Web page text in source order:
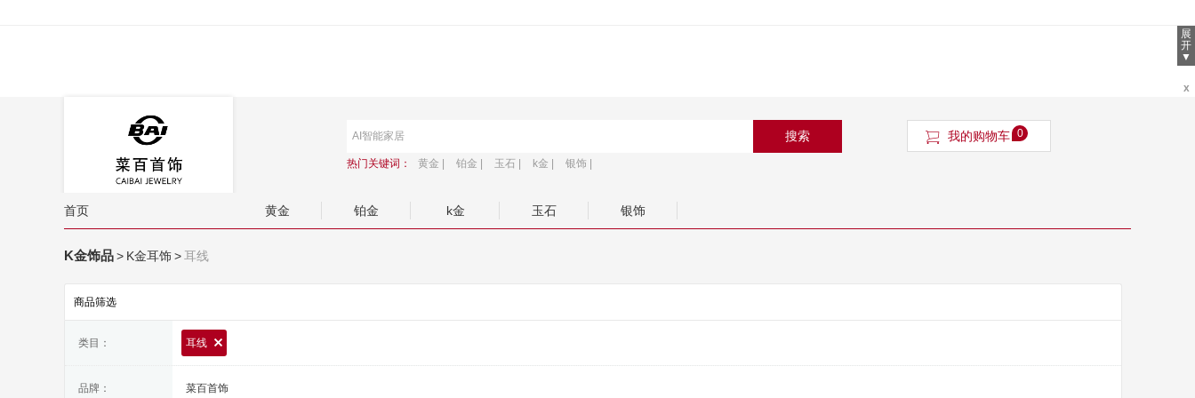
展
开
▼
x
搜索
热门关键词： 黄金 | 铂金 | 玉石 | k金 | 银饰 |
0
我的购物车
首页 黄金 铂金 k金 玉石 银饰
K金饰品> K金耳饰>耳线
商品筛选
类目： 耳线
品牌： 菜百首饰